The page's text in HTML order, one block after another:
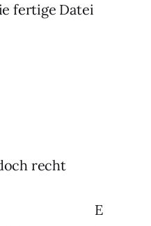
fertige Datei
recht
E